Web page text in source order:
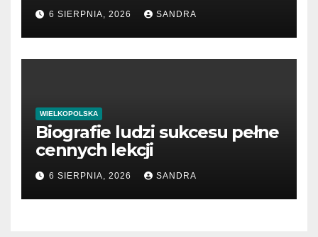
6 SIERPNIA, 2026 SANDRA
WIELKOPOLSKA
Biografie ludzi sukcesu pełne
cennych lekcji
6 SIERPNIA, 2026 SANDRA